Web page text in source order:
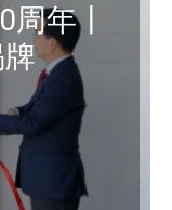
年丨